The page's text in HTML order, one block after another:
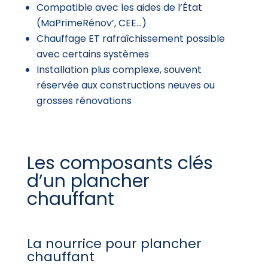
Compatible avec les aides de l’État
(MaPrimeRénov’, CEE…)
Chauffage ET rafraîchissement possible
avec certains systèmes
Installation plus complexe, souvent
réservée aux constructions neuves ou
grosses rénovations
Les composants clés
d’un plancher
chauffant
La nourrice pour plancher
chauffant